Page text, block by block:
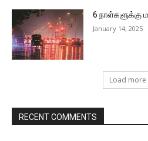
6 நாள்களுக்கு
January 14, 2025
Load more
RECENT COMMENTS